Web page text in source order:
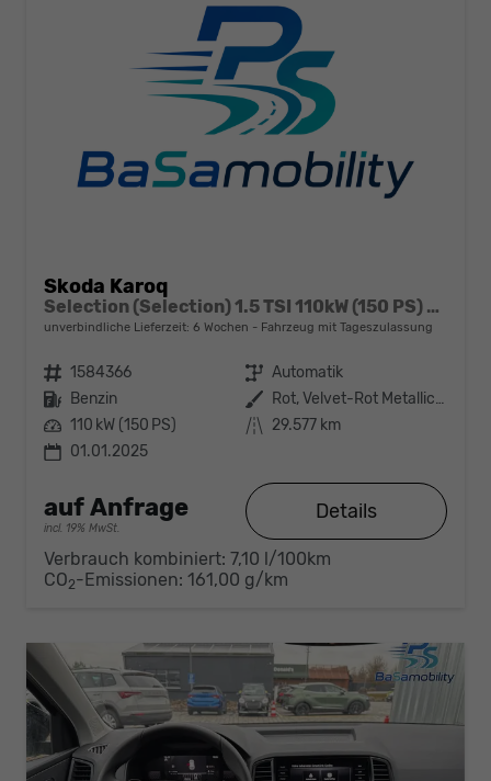
Skoda Karoq
Selection (Selection) 1.5 TSI 110kW (150 PS) 7-Gang DSG
unverbindliche Lieferzeit: 6 Wochen Fahrzeug mit Tageszulassung
Fahrzeugnr. 1584366 Getriebe Automatik
Kraftstoff Benzin Außenfarbe
Rot, Velvet-Rot Metallic (K1)
Leistung 110 kW (150 PS) Kilometerstand 29.577 km
01.01.2025
auf Anfrage
incl. 19% MwSt.
Details
Verbrauch kombiniert: 7,10 l/100km
CO2-Emissionen: 161,00 g/km